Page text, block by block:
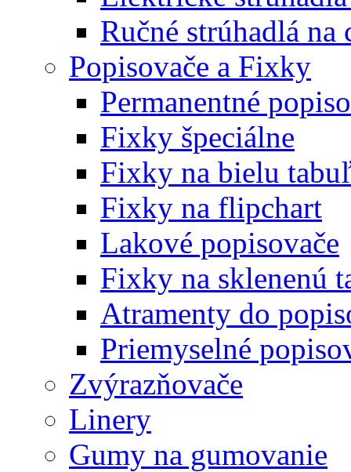
Ručné strúhadlá na
Popisovače a Fixky
Permanentné
Fixky špeciálne
Fixky na bielu
Fixky na flipchart
Lakové popisovače
Fixky na sklenenú
Atramenty do
Priemyselné
Zvýrazňovače
Linery
Gumy na gumovanie